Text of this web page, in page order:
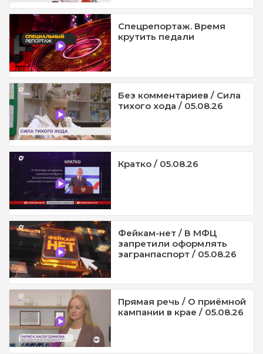
Спецрепортаж. Время
крутить педали
Без комментариев / Сила
тихого хода / 05.08.26
Кратко / 05.08.26
Фейкам-нет / В МФЦ
запретили оформлять
загранпаспорт / 05.08.26
Прямая речь / О приёмной
кампании в крае / 05.08.26